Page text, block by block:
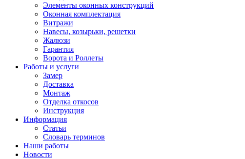
Элементы оконных конструкций
Оконная комплектация
Витражи
Навесы, козырьки, решетки
Жалюзи
Гарантия
Ворота и Роллеты
Работы и услуги
Замер
Доставка
Монтаж
Отделка откосов
Инструкция
Информация
Статьи
Словарь терминов
Наши работы
Новости